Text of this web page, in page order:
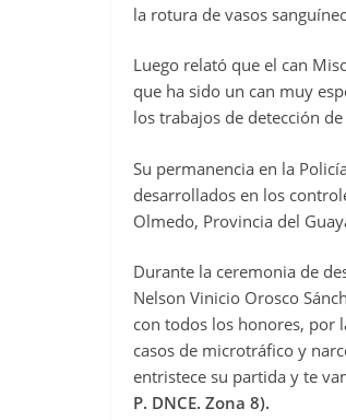
la rotura de vasos
Luego relató que el can
que ha sido un can muy
los trabajos de detección
Su permanencia en la
desarrollados en los
Olmedo, Provincia del
Durante la ceremonia de
Nelson Vinicio Orosco
con todos los honores, por
casos de microtráfico y
entristece su partida y te
P. DNCE. Zona 8).